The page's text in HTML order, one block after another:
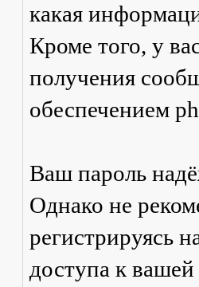
какая
Кроме того, у
получения
обеспечением
Ваш пароль
Однако не
регистрируясь
доступа к